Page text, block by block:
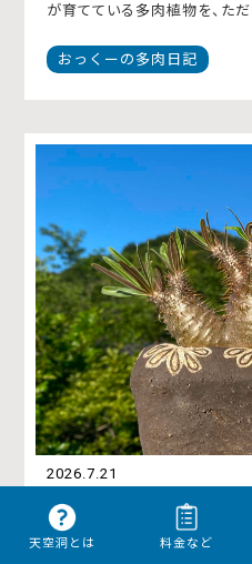
天空洞とは 料金など
が育てている多肉植物を、た
おっくーの多肉日記
2026.7.21
ボパキポディウム属グ